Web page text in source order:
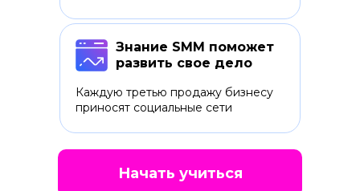
Знание SMM поможет
развить свое дело
Каждую третью продажу бизнесу
приносят социальные сети
Начать учиться